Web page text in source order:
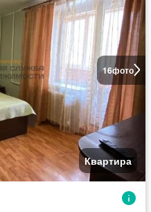
16фото
Квартира